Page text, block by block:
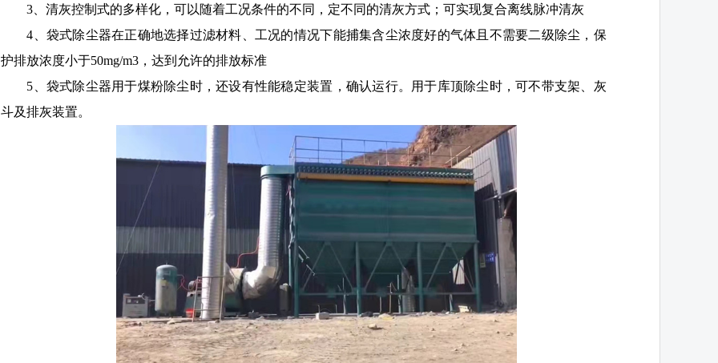
3、清灰控制式的多样化，可以随着工况条件的不同，定不同的清灰方式；可实现复合离线脉冲清灰
4、袋式除尘器在正确地选择过滤材料、工况的情况下能捕集含尘浓度好的气体且不需要二级除尘，保
护排放浓度小于50mg/m3，达到允许的排放标准
5、袋式除尘器用于煤粉除尘时，还设有性能稳定装置，确认运行。用于库顶除尘时，可不带支架、灰
斗及排灰装置。